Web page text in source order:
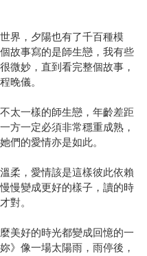
界，夕陽也有了千百種模
故事寫的是師生戀，我有些
微妙，直到看完整個故事，
晚儀。
太一樣的師生戀，年齡差距
方一定必須非常穩重成熟，
們的愛情亦是如此。
柔，愛情該是這樣彼此依賴
慢變成更好的樣子，讀的時
對。
美好的時光都變成回憶的一
》像一場太陽雨，雨停後，